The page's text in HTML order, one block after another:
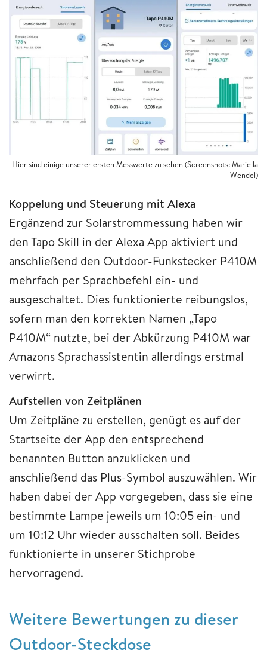
Hier sind einige unserer ersten Messwerte zu sehen (Screenshots: Mariella
Wendel)
Koppelung und Steuerung mit Alexa
Ergänzend zur Solarstrommessung haben wir
den Tapo Skill in der Alexa App aktiviert und
anschließend den Outdoor-Funkstecker P410M
mehrfach per Sprachbefehl ein- und
ausgeschaltet. Dies funktionierte reibungslos,
sofern man den korrekten Namen „Tapo
P410M“ nutzte, bei der Abkürzung P410M war
Amazons Sprachassistentin allerdings erstmal
verwirrt.
Aufstellen von Zeitplänen
Um Zeitpläne zu erstellen, genügt es auf der
Startseite der App den entsprechend
benannten Button anzuklicken und
anschließend das Plus-Symbol auszuwählen. Wir
haben dabei der App vorgegeben, dass sie eine
bestimmte Lampe jeweils um 10:05 ein- und
um 10:12 Uhr wieder ausschalten soll. Beides
funktionierte in unserer Stichprobe
hervorragend.
Weitere Bewertungen zu dieser
Outdoor-Steckdose